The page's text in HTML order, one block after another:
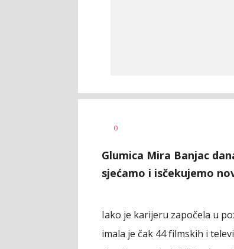
AUTOR
0
Glumica Mira Banjac
sjećamo i isčekujemo
Iako je karijeru započela u
imala je čak 44 filmskih i